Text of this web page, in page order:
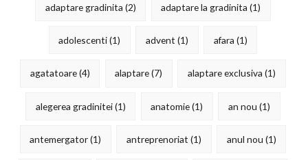
adaptare gradinita (2) adaptare la gradinita (1)
adolescenti(1) advent (1) afara (1)
agatatoare(4) alaptare(7) alaptare exclusiva (1)
alegerea gradinitei(1) anatomie(1) an nou (1)
antemergator(1) antreprenoriat (1) anul nou (1)